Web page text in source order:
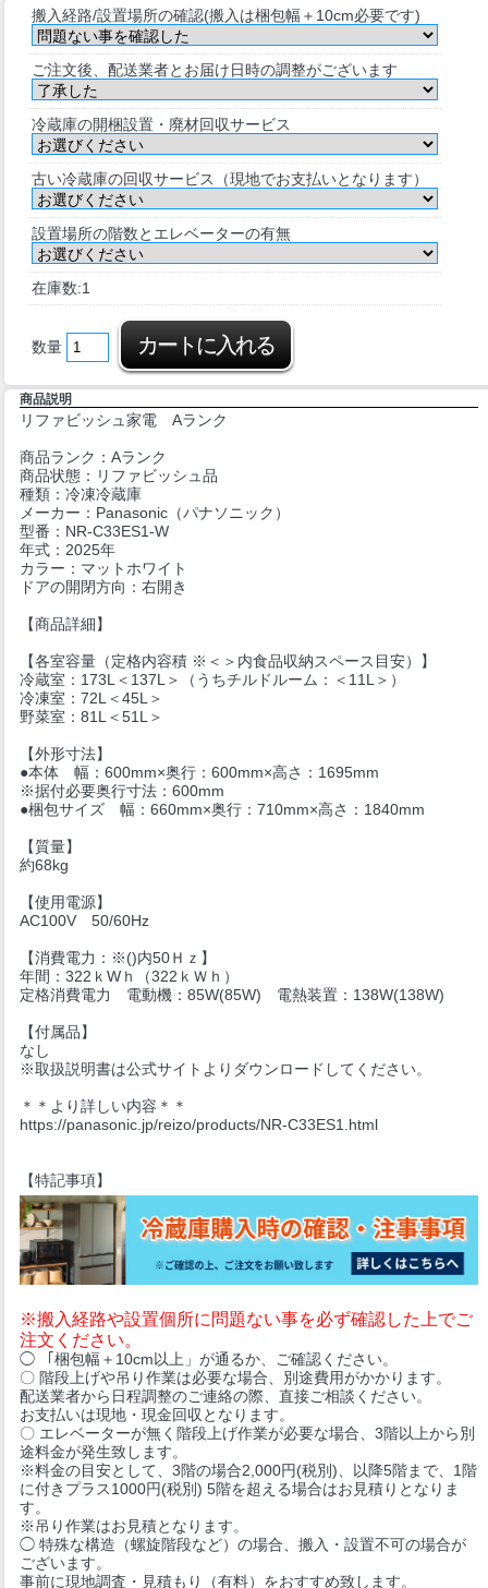
搬入経路/設置場所の確認(搬入は梱包幅＋10cm必要です)
ご注文後、配送業者とお届け日時の調整がございます
冷蔵庫の開梱設置・廃材回収サービス
古い冷蔵庫の回収サービス（現地でお支払いとなります）
設置場所の階数とエレベーターの有無
在庫数:1
数量
商品説明
リファビッシュ家電 Aランク
商品ランク：Aランク
商品状態：リファビッシュ品
種類：冷凍冷蔵庫
メーカー：Panasonic（パナソニック）
型番：NR-C33ES1-W
年式：2025年
カラー：マットホワイト
ドアの開閉方向：右開き
【商品詳細】
【各室容量（定格内容積 ※＜＞内食品収納スペース目安）】
冷蔵室：173L＜137L＞（うちチルドルーム：＜11L＞）
冷凍室：72L＜45L＞
野菜室：81L＜51L＞
【外形寸法】
●本体 幅：600mm×奥行：600mm×高さ：1695mm
※据付必要奥行寸法：600mm
●梱包サイズ 幅：660mm×奥行：710mm×高さ：1840mm
【質量】
約68kg
【使用電源】
AC100V 50/60Hz
【消費電力：※()内50Ｈｚ】
年間：322ｋWｈ（322ｋＷｈ）
定格消費電力 電動機：85W(85W) 電熱装置：138W(138W)
【付属品】
なし
※取扱説明書は公式サイトよりダウンロードしてください。
＊＊より詳しい内容＊＊
https://panasonic.jp/reizo/products/NR-C33ES1.html
【特記事項】
※搬入経路や設置個所に問題ない事を必ず確認した上でご
注文ください。
◯ 「梱包幅＋10cm以上」が通るか、ご確認ください。
〇 階段上げや吊り作業は必要な場合、別途費用がかかります。
配送業者から日程調整のご連絡の際、直接ご相談ください。
お支払いは現地・現金回収となります。
〇 エレベーターが無く階段上げ作業が必要な場合、3階以上から別
途料金が発生致します。
※料金の目安として、3階の場合2,000円(税別)、以降5階まで、1階
に付きプラス1000円(税別) 5階を超える場合はお見積りとなりま
す。
※吊り作業はお見積となります。
◯ 特殊な構造（螺旋階段など）の場合、搬入・設置不可の場合が
ございます。
事前に現地調査・見積もり（有料）をおすすめ致します。